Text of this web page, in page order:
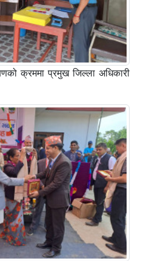
क्रममा प्रमुख जिल्ला अधिकारी